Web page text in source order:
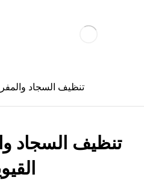
تنظيف السجاد
تنظيف السجاد